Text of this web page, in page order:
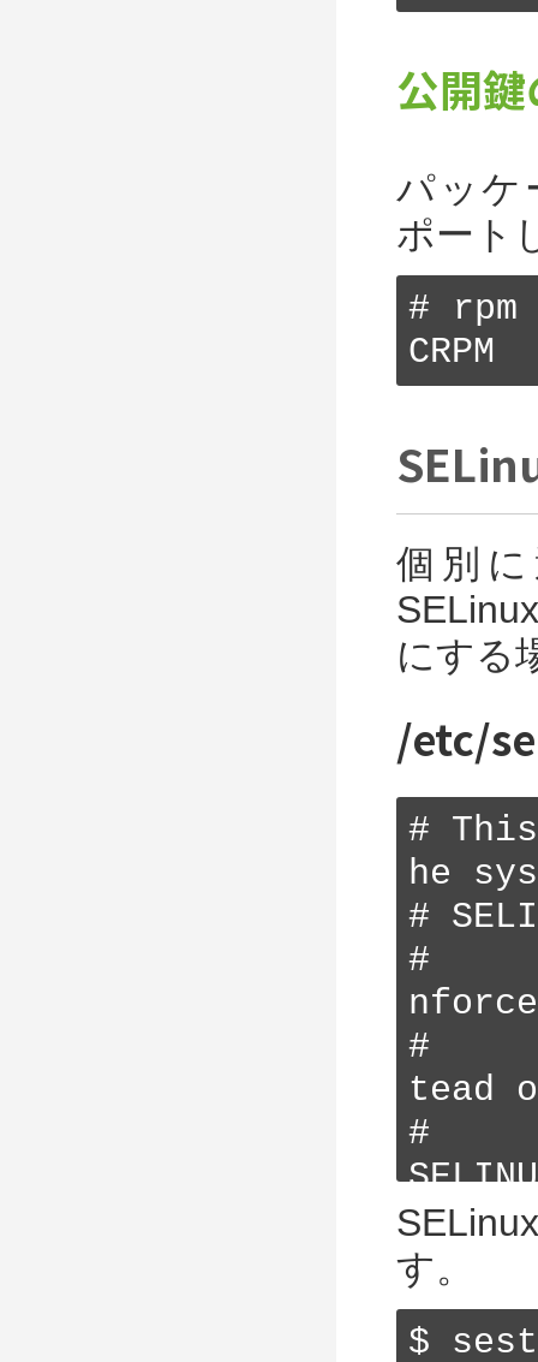
公開
パッケ
ポート
# rpm
CRPM
個別
にする
/etc/
#
he
#
#
#
tead
#
#
s:
#
ted,
す。
$